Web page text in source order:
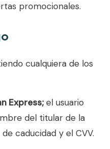
promocionales.
cualquiera de los
Express;el usuario
del titular de la
caducidad y el CVV.